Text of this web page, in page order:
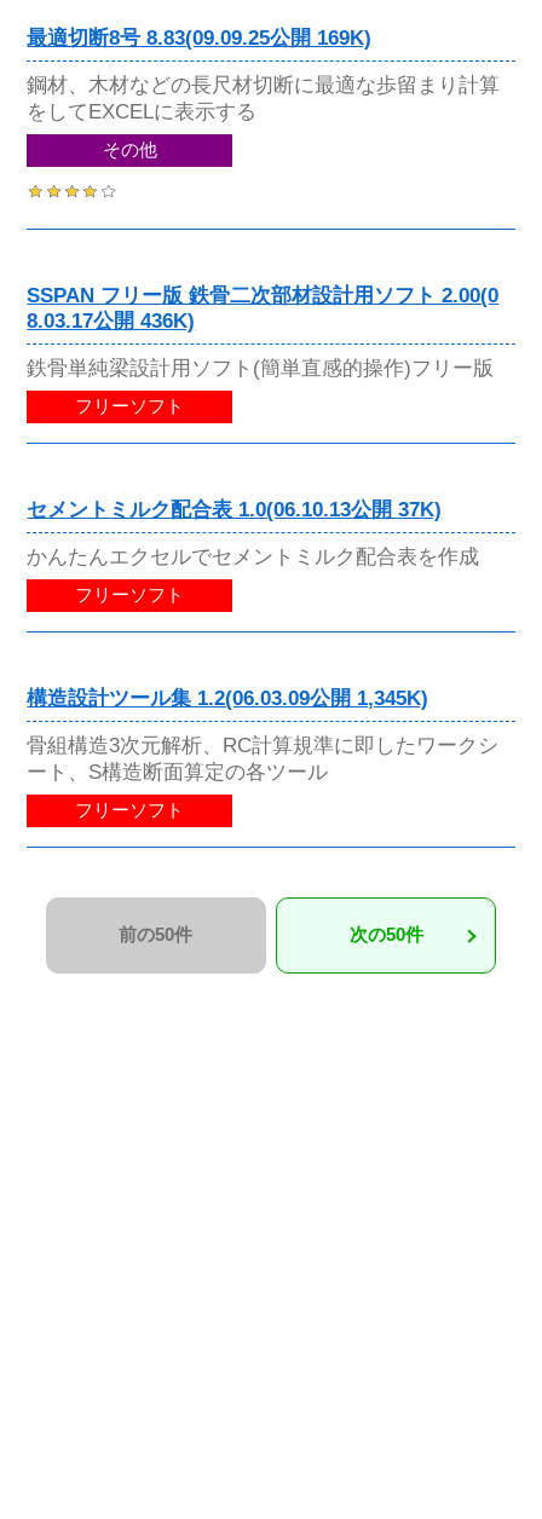
最適切断8号 8.83(09.09.25公開 169K)
鋼材、木材などの長尺材切断に最適な歩留まり計算
をしてEXCELに表示する
その他
SSPAN フリー版 鉄骨二次部材設計用ソフト 2.00(0
8.03.17公開 436K)
鉄骨単純梁設計用ソフト(簡単直感的操作)フリー版
フリーソフト
セメントミルク配合表 1.0(06.10.13公開 37K)
かんたんエクセルでセメントミルク配合表を作成
フリーソフト
構造設計ツール集 1.2(06.03.09公開 1,345K)
骨組構造3次元解析、RC計算規準に即したワークシ
ート、S構造断面算定の各ツール
フリーソフト
前の50件 次の50件